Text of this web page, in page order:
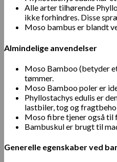
Alle arter tilhørende
ikke forhindres. Disse
Moso bambus er blandt
Almindelige anvendelser
Moso Bamboo (betyder
tømmer.
Moso Bamboo poler er
Phyllostachys edulis er
lastbiler, tog og
Moso fibre tjener også til
Bambuskul er brugt til
Generelle egenskaber ved